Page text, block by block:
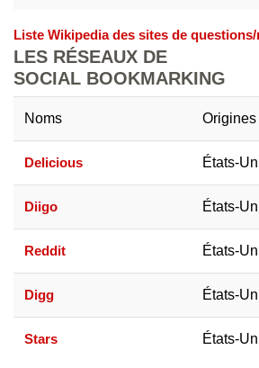
Liste Wikipedia des sites de
LES RÉSEAUX DE
SOCIAL BOOKMARKING
Noms Origines
Delicious États-
Diigo États-
Reddit États-
Digg États-
Stars États-